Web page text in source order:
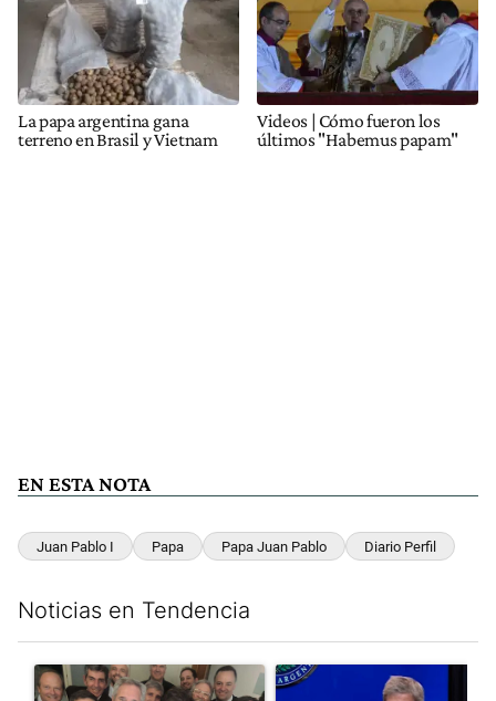
La papa argentina gana
terreno en Brasil y Vietnam
Videos | Cómo fueron los
últimos "Habemus papam"
EN ESTA NOTA
Juan Pablo I Papa Papa Juan Pablo Diario Perfil
Noticias en Tendencia
Un artículo de tendencia con el título "Canciller de
Un artículo de tendencia con